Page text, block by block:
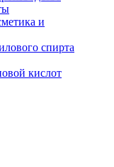
и
спирта
кислот